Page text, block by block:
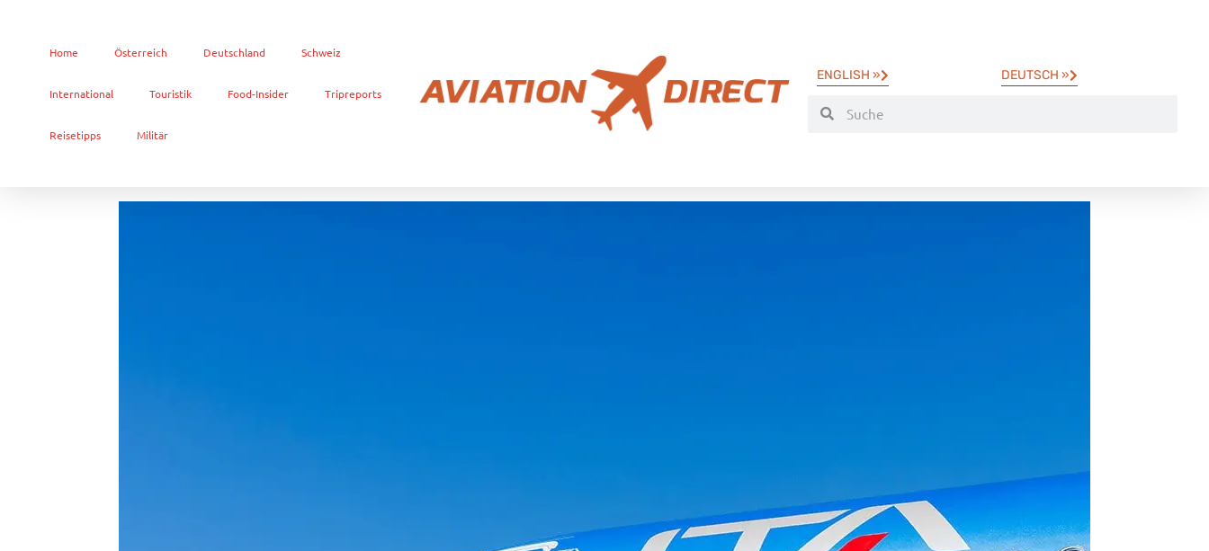
Home Österreich Deutschland Schweiz
International Touristik Food-Insider Tripreports
Reisetipps Militär
ENGLISH » DEUTSCH »